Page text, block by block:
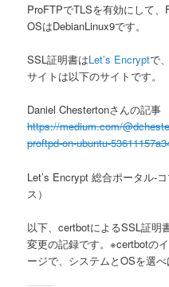
ProFTPでTLSを有効にして、
OSはDebianLinux9です。
SSL証明書はLet’s Encryptで
サイトは以下のサイトです。
Daniel Chestertonさんの記事
https://medium.com/
proftpd-on-ubuntu-
Let’s Encrypt 総合ポータル-
ス）
以下、certbotによるSSL証明
変更の記録です。※certbotの
ージで、システムとOSを選べ